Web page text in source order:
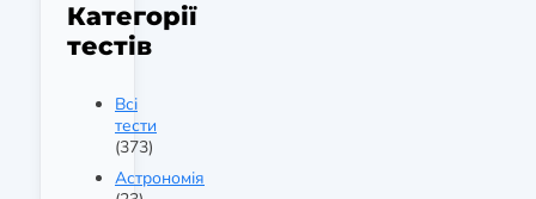
Категорії
тестів
Всі
тести
(373)
Астрономія